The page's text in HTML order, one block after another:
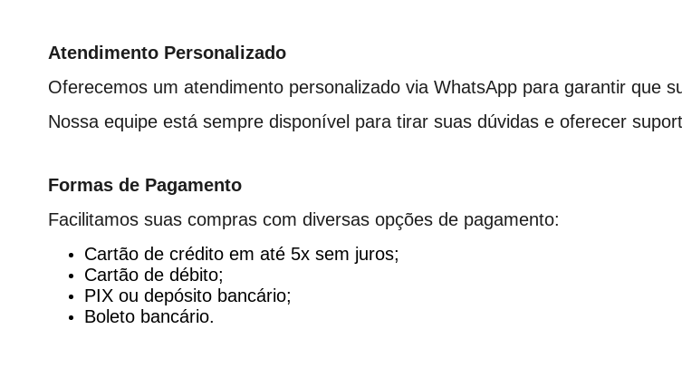
Atendimento Personalizado
Oferecemos um atendimento personalizado via WhatsApp para garantir que
Nossa equipe está sempre disponível para tirar suas dúvidas e oferecer
Formas de Pagamento
Facilitamos suas compras com diversas opções de pagamento:
Cartão de crédito em até 5x sem juros;
Cartão de débito;
PIX ou depósito bancário;
Boleto bancário.